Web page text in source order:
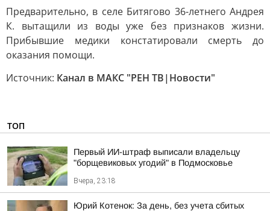
Предварительно, в селе Битягово 36-летнего Андрея
К. вытащили из воды уже без признаков жизни.
Прибывшие медики констатировали смерть до
оказания помощи.
Источник: Канал в МАКС "РЕН ТВ|Новости"
ТОП
Первый ИИ-штраф выписали владельцу
"борщевиковых угодий" в Подмосковье
Вчера, 23:18
Юрий Котенок: За день, без учета сбитых